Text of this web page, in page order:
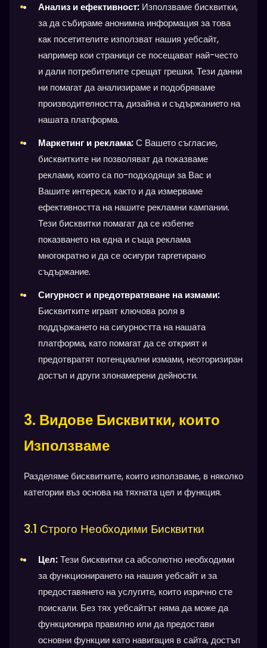
Анализ и ефективност: Използваме бисквитки,
за да събираме анонимна информация за това
как посетителите използват нашия уебсайт,
например кои страници се посещават най-често
и дали потребителите срещат грешки. Тези данни
ни помагат да анализираме и подобряваме
производителността, дизайна и съдържанието на
нашата платформа.
Маркетинг и реклама:С Вашето съгласие,
бисквитките ни позволяват да показваме
реклами, които са по-подходящи за Вас и
Вашите интереси, както и да измерваме
ефективността на нашите рекламни кампании.
Тези бисквитки помагат да се избегне
показването на една и съща реклама
многократно и да се осигури таргетирано
съдържание.
Сигурност и предотвратяване на измами:
Бисквитките играят ключова роля в
поддържането на сигурността на нашата
платформа, като помагат да се открият и
предотвратят потенциални измами, неоторизиран
достъп и други злонамерени дейности.
3. Видове Бисквитки, които
Използваме
Разделяме бисквитките, които използваме, в няколко
категории въз основа на тяхната цел и функция.
3.1 Строго Необходими Бисквитки
Цел:Тези бисквитки са абсолютно необходими
за функционирането на нашия уебсайт и за
предоставянето на услугите, които изрично сте
поискали. Без тях уебсайтът няма да може да
функционира правилно или да предостави
основни функции като навигация в сайта, достъп